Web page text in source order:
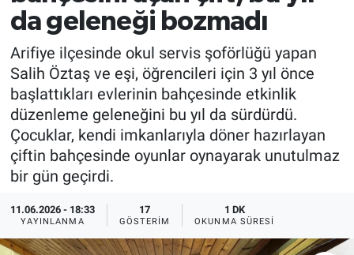
da geleneği bozmadı
Arifiye ilçesinde okul servis şoförlüğü yapan
Salih Öztaş ve eşi, öğrencileri için 3 yıl önce
başlattıkları evlerinin bahçesinde etkinlik
düzenleme geleneğini bu yıl da sürdürdü.
Çocuklar, kendi imkanlarıyla döner hazırlayan
çiftin bahçesinde oyunlar oynayarak unutulmaz
bir gün geçirdi.
11.06.2026 - 18:33
YAYINLANMA
17
GÖSTERIM
1 DK
OKUNMA SÜRESI
EĞİTİM
MAGAZİN
ÖZEL HABER
HALK54 PANORAMA